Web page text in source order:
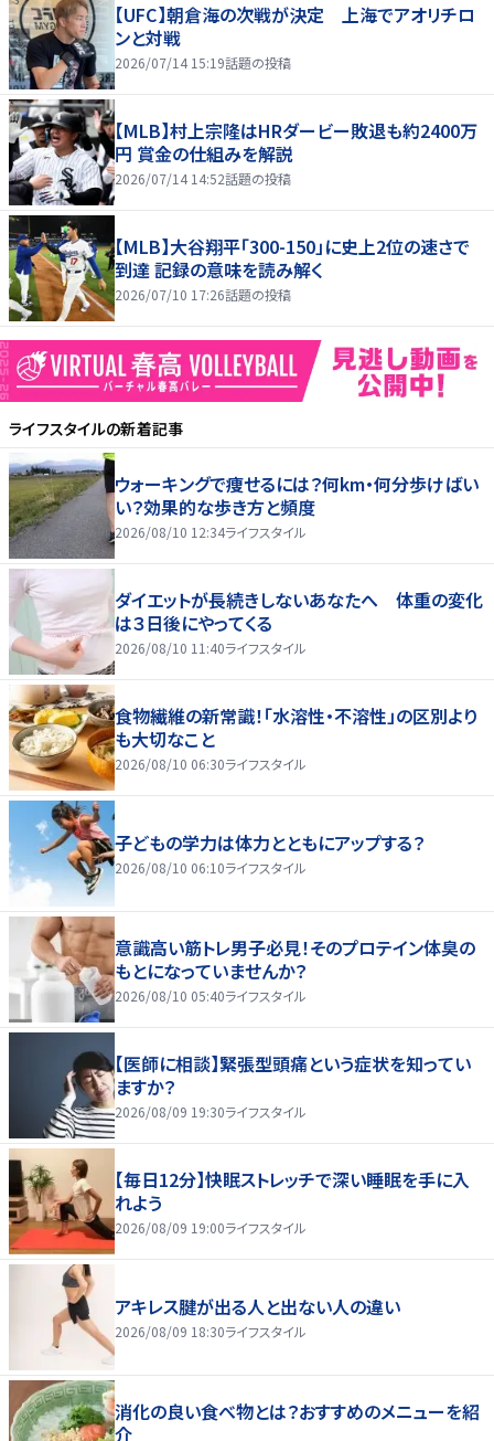
【UFC】朝倉海の次戦が決定 上海でアオリチロ
ンと対戦
2026/07/14 15:19話題の投稿
【MLB】村上宗隆はHRダービー敗退も約2400万
円 賞金の仕組みを解説
2026/07/14 14:52話題の投稿
【MLB】大谷翔平「300-150」に史上2位の速さで
到達 記録の意味を読み解く
2026/07/10 17:26話題の投稿
ライフスタイルの新着記事
ウォーキングで痩せるには？何km・何分歩けばい
い？効果的な歩き方と頻度
2026/08/10 12:34ライフスタイル
ダイエットが長続きしないあなたへ 体重の変化
は３日後にやってくる
2026/08/10 11:40ライフスタイル
食物繊維の新常識！「水溶性・不溶性」の区別より
も大切なこと
2026/08/10 06:30ライフスタイル
子どもの学力は体力とともにアップする？
2026/08/10 06:10ライフスタイル
意識高い筋トレ男子必見！そのプロテイン体臭の
もとになっていませんか？
2026/08/10 05:40ライフスタイル
【医師に相談】緊張型頭痛という症状を知ってい
ますか？
2026/08/09 19:30ライフスタイル
【毎日12分】快眠ストレッチで深い睡眠を手に入
れよう
2026/08/09 19:00ライフスタイル
アキレス腱が出る人と出ない人の違い
2026/08/09 18:30ライフスタイル
消化の良い食べ物とは？おすすめのメニューを紹
介